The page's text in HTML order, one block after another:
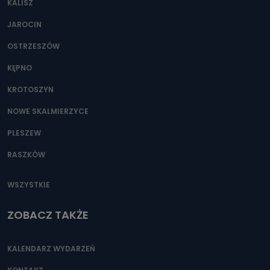
Można to zrobić pod numerem telefonu 62 735-51-05 lub
KALISZ
JAROCIN
OSTRZESZÓW
KĘPNO
KROTOSZYN
NOWE SKALMIERZYCE
PLESZEW
RASZKÓW
WSZYSTKIE
ZOBACZ TAKŻE
KALENDARZ WYDARZEŃ